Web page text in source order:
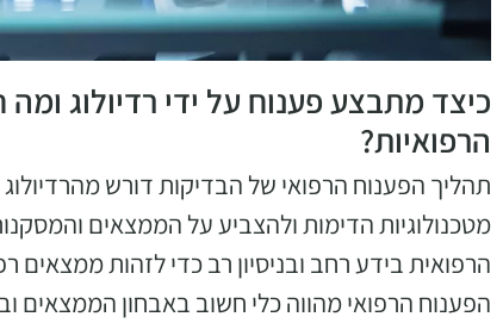
כיצד מתבצע פענוח על ידי רדיולוג
הרפואיות?
תהליך הפענוח הרפואי של הבדיקות דורש
מטכנולוגיות הדימות ולהצביע על הממצאים
הרפואית בידע רחב ובניסיון רב כדי לזהות ממצאים
הפענוח הרפואי מהווה כלי חשוב באבחון